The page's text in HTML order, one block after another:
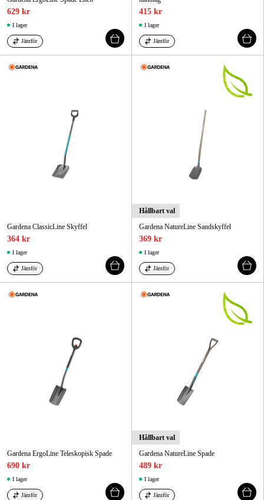
629 kr
I lager
Jämför
415 kr
I lager
Jämför
Gardena ClassicLine Skyffel
364 kr
I lager
Jämför
Hållbart val
Gardena NatureLine Sandskyffel
369 kr
I lager
Jämför
Gardena ErgoLine Teleskopisk Spade
690 kr
I lager
Jämför
Hållbart val
Gardena NatureLine Spade
489 kr
I lager
Jämför